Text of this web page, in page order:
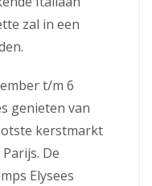
zal in een
t/m 6
genieten van
kerstmarkt
De
Elysees